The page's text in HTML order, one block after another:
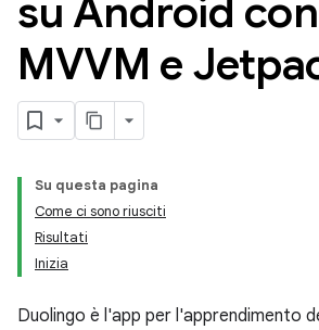
su Android
MVVM e
Su questa pagina
Come ci sono riusciti
Risultati
Inizia
Duolingo è l'app per l'apprendimento